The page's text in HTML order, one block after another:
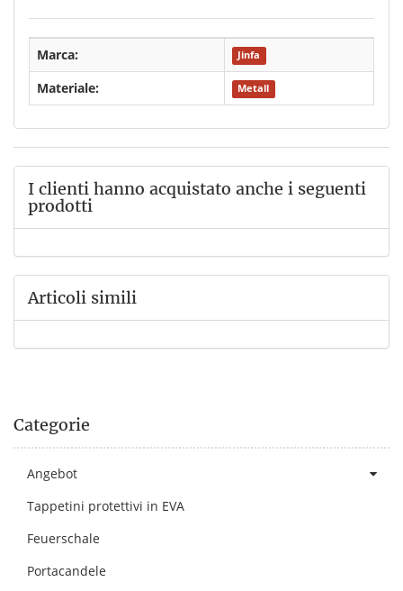
Marca: Jinfa
Materiale: Metall
I clienti hanno acquistato anche i seguenti
prodotti
Articoli simili
Categorie
Angebot
Tappetini protettivi in EVA
Feuerschale
Portacandele